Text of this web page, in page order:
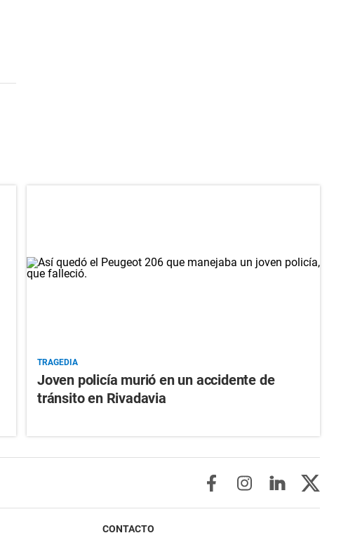
TRAGEDIA
Joven policía murió en un accidente de
tránsito en Rivadavia
CONTACTO